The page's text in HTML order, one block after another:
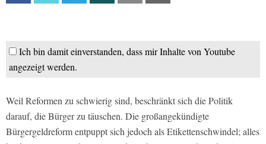
Ich bin damit einverstanden, dass mir Inhalte von Youtube
angezeigt werden.
Weil Reformen zu schwierig sind, beschränkt sich die Politik
darauf, die Bürger zu täuschen. Die großangekündigte
Bürgergeldreform entpuppt sich jedoch als Etikettenschwindel; alles